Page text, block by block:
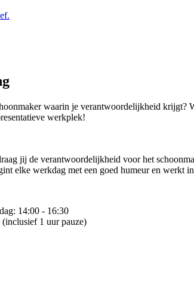
waarin je verantwoordelijkheid krijgt?
werkplek!
jij de verantwoordelijkheid voor het
elke werkdag met een goed humeur en werkt
14:00 - 16:30
1 uur pauze)